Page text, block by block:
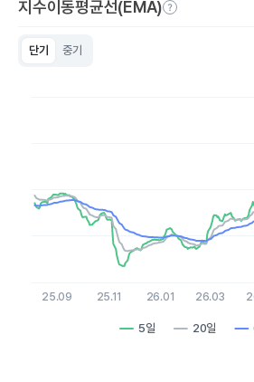
지수이동평균선(EMA)
단기 중기
The chart has 1 Y axis displaying
5일 20일
25.09 25.11 26.01 26.03